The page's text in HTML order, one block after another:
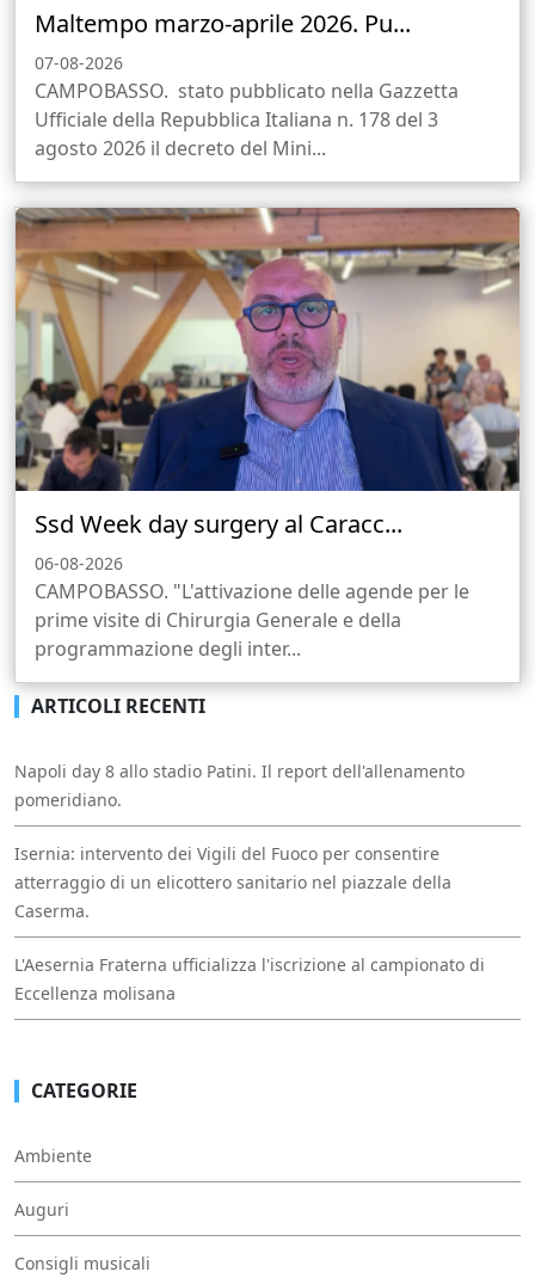
Maltempo marzo-aprile 2026. Pu...
07-08-2026
CAMPOBASSO. stato pubblicato nella Gazzetta
Ufficiale della Repubblica Italiana n. 178 del 3
agosto 2026 il decreto del Mini...
Ssd Week day surgery al Caracc...
06-08-2026
CAMPOBASSO. "L'attivazione delle agende per le
prime visite di Chirurgia Generale e della
programmazione degli inter...
ARTICOLI RECENTI
Napoli day 8 allo stadio Patini. Il report dell'allenamento
pomeridiano.
Isernia: intervento dei Vigili del Fuoco per consentire
atterraggio di un elicottero sanitario nel piazzale della
Caserma.
L'Aesernia Fraterna ufficializza l'iscrizione al campionato di
Eccellenza molisana
CATEGORIE
Ambiente
Auguri
Consigli musicali